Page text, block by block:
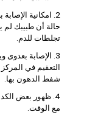
امكانية
حالة أن طبيبك لم
تجلطات للدم.
الإصابة بعدوى
التعقيم في
شفط الدهون بها.
ظهور بعض
مع الوقت.